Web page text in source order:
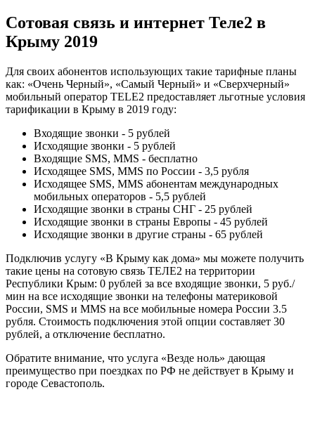
Сотовая связь и интернет Теле2 в
Крыму 2019
Для своих абонентов использующих такие тарифные планы
как: «Очень Черный», «Самый Черный» и «Сверхчерный»
мобильный оператор TELE2 предоставляет льготные условия
тарификации в Крыму в 2019 году:
Входящие звонки - 5 рублей
Исходящие звонки - 5 рублей
Входящие SMS, MMS - бесплатно
Исходящее SMS, MMS по России - 3,5 рубля
Исходящее SMS, MMS абонентам международных
мобильных операторов - 5,5 рублей
Исходящие звонки в страны СНГ - 25 рублей
Исходящие звонки в страны Европы - 45 рублей
Исходящие звонки в другие страны - 65 рублей
Подключив услугу «В Крыму как дома» мы можете получить
такие цены на сотовую связь ТЕЛЕ2 на территории
Республики Крым: 0 рублей за все входящие звонки, 5 руб./
мин на все исходящие звонки на телефоны материковой
России, SMS и MMS на все мобильные номера России 3.5
рубля. Стоимость подключения этой опции составляет 30
рублей, а отключение бесплатно.
Обратите внимание, что услуга «Везде ноль» дающая
преимущество при поездках по РФ не действует в Крыму и
городе Севастополь.